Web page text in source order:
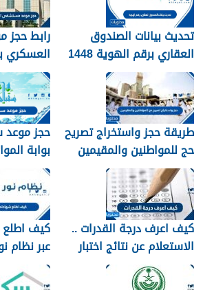
تحديث بيانات الصندوق
العقاري برقم الهوية 1448
الرابط والخطوات
رابط
العسكري
طريقة حجز واستخراج تصريح
حج للمواطنين والمقيمين
1448
بوابة
كيف اعرف درجة القدرات ..
الاستعلام عن نتائج اختبار
القدرات 1448
كيف
عبر نظام نور